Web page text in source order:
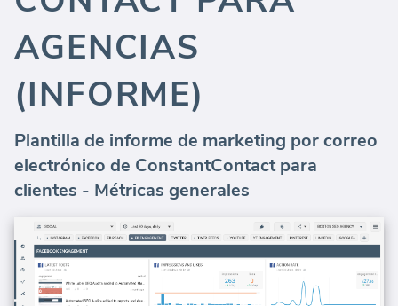
AGENCIAS
(INFORME)
Plantilla de informe de marketing por correo
electrónico de ConstantContact para
clientes - Métricas generales